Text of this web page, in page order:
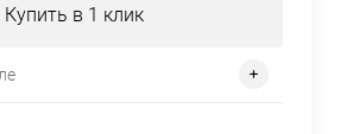
Купить в 1 клик